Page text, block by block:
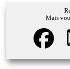
Mais